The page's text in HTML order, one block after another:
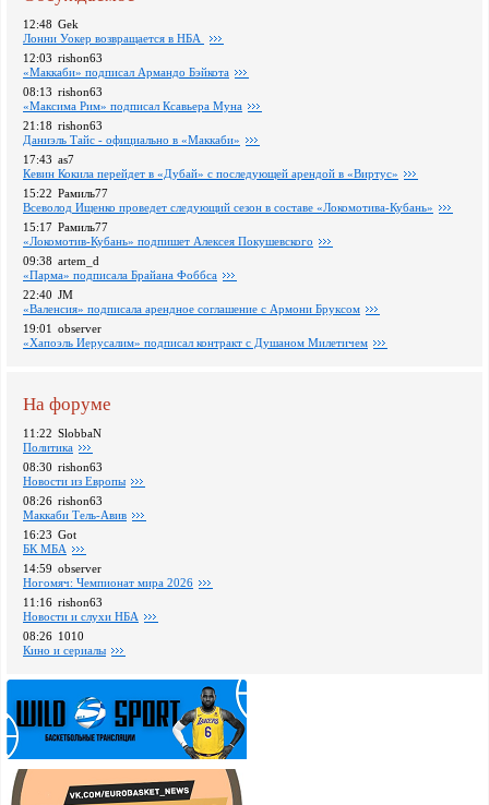
12:48 Gek
Лонни Уокер возвращается в НБА
12:03 rishon63
«Маккаби» подписал Армандо Бэйкота
08:13 rishon63
«Максима Рим» подписал Ксавьера Муна
21:18 rishon63
Даниэль Тайс - официально в «Маккаби»
17:43 as7
Кевин Кокила перейдет в «Дубай» с последующей арендой в «Виртус»
15:22 Рамиль77
Всеволод Ищенко проведет следующий сезон в составе «Локомотива-Кубань»
15:17 Рамиль77
«Локомотив-Кубань» подпишет Алексея Покушевского
09:38 artem_d
«Парма» подписала Брайана Фоббса
22:40 JM
«Валенсия» подписала арендное соглашение с Армони Бруксом
19:01 observer
«Хапоэль Иерусалим» подписал контракт с Душаном Милетичем
На форуме
11:22 SlobbaN
Политика
08:30 rishon63
Новости из Европы
08:26 rishon63
Маккаби Тель-Авив
16:23 Got
БК МБА
14:59 observer
Ногомяч: Чемпионат мира 2026
11:16 rishon63
Новости и слухи НБА
08:26 1010
Кино и сериалы